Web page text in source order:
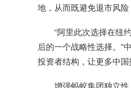
地，从而既避免退市风险
“阿里此次选择在纽
后的一个战略性选择。”
投资者结构，让更多中国
增强蚂蚁集团独立性